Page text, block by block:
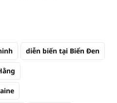
diễn biến tại Biển Đen